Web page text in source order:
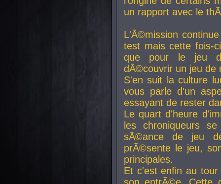
un rapport avec le
L'Ã©mission
test mais cette fois-
que pour le jeu
dÃ©couvrir un jeu de
S'en suit la culture
vous parle d'un
essayant de rester
Le quart d'heure
les chroniqueurs
sÃ©ance de jeu
prÃ©sente le jeu,
principales.
Et c'est enfin au